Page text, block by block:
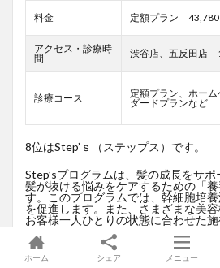
料金 定額プラン 43,780
アクセス・診療時
間
渋谷店、五反田店
診療コース
定額プラン、ホー
ダードプランなど
8位はStep’ｓ（ステップス）です。
Step’sプログラムは、髪の成長をサ
髪が抜ける悩みをケアするための「
す。このプログラムでは、幹細胞培
を促進します。また、さまざまな美容
お客様一人ひとりの状態に合わせた施
幹細胞培養液を使用した先進的な養
りに合わせたオーダーメイド施術、
ホーム シェア メニュー